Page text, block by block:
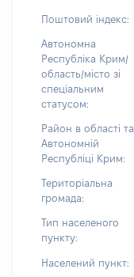
Поштовий індекс:
Автономна
Республіка Крим/
область/місто зі
спеціальним
статусом:
Район в області та
Автономній
Республіці Крим:
Територіальна
громада:
Тип населеного
пункту:
Населений пункт: